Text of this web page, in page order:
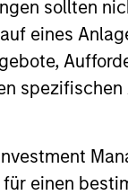
sollten
eines
einen
Cahill was
with a
an M.B.A.
Stanley